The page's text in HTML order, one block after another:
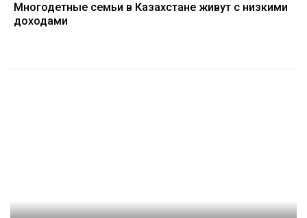
Многодетные семьи в Казахстане живут с низкими
доходами